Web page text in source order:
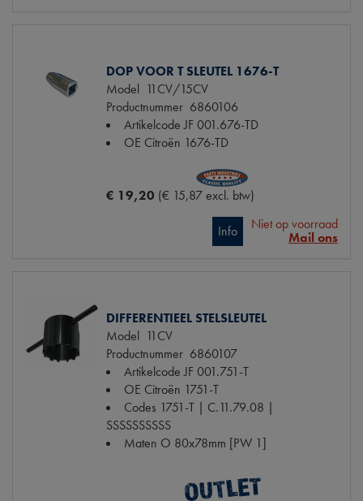
DOP VOOR T SLEUTEL 1676-T
Model 11CV/15CV
Productnummer 6860106
Artikelcode JF001.676-TD
OE Citroën 1676-TD
€ 19,20 (€ 15,87 excl. btw)
Info
Niet op voorraad
Mail ons
DIFFERENTIEEL STELSLEUTEL
Model 11CV
Productnummer 6860107
Artikelcode JF001.751-T
OE Citroën 1751-T
Codes 1751-T | C.11.79.08 |
SSSSSSSSSS
Maten O 80x78mm [PW 1]